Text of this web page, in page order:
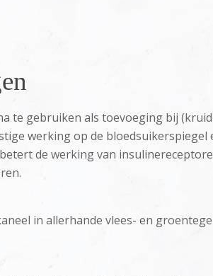
te gebruiken als toevoeging bij
werking op de bloedsuikerspiegel
de werking van
in allerhande vlees- en